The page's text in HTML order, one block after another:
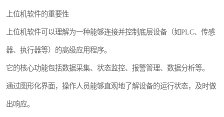
上位机软件的重要性
上位机软件可以理解为一种能够连接并控制底层设备（如PLC、传感
器、执行器等）的高级应用程序。
它的核心功能包括数据采集、状态监控、报警管理、数据分析等。
通过图形化界面，操作人员能够直观地了解设备的运行状态，及时做
出响应。